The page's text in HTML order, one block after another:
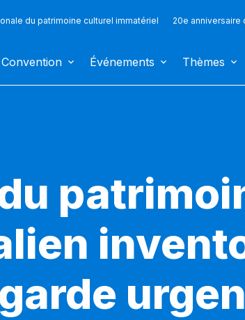
du patrimoine culturel immatériel 20e anniversaire
Convention Événements Thèmes